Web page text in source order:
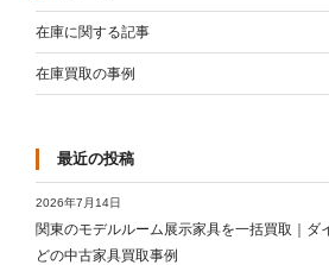
在庫に関する記事
在庫買取の事例
最近の投稿
関東のモデルルーム展示家具を一括買取｜ダ
どの中古家具買取事例
2026年7月14日